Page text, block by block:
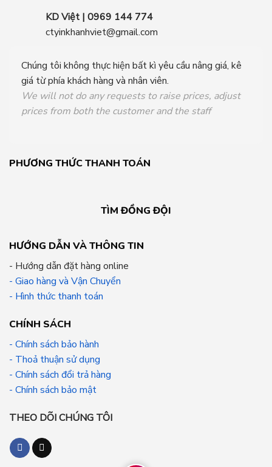
KD Việt | 0969 144 774
ctyinkhanhviet@gmail.com
Chúng tôi không thực hiện bất kì yêu cầu nâng giá, kê
giá từ phía khách hàng và nhân viên.
We will not do any requests to raise prices, adjust
prices from both the customer and the staff
PHƯƠNG THỨC THANH TOÁN
TÌM ĐỒNG ĐỘI
HƯỚNG DẪN VÀ THÔNG TIN
- Hướng dẫn đặt hàng online
- Giao hàng và Vận Chuyển
- Hình thức thanh toán
CHÍNH SÁCH
- Chính sách bảo hành
- Thoả thuận sử dụng
- Chính sách đổi trả hàng
- Chính sách bảo mật
THEO DÕI CHÚNG TÔI